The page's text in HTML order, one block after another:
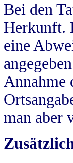
Bei den
Herkunft.
eine
Annahme
man aber